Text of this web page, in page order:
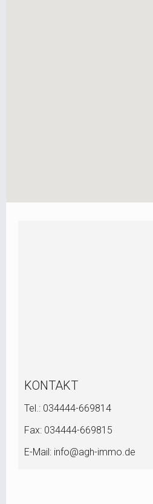
KONTAKT
Tel.: 034444-669814
Fax: 034444-669815
E-Mail: info@agh-immo.de